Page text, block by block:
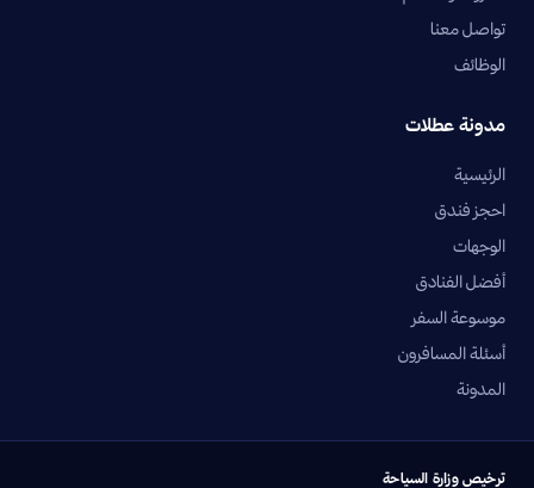
تواصل معنا
الوظائف
مدونة عطلات
الرئيسية
احجز فندق
الوجهات
أفضل الفنادق
موسوعة السفر
أسئلة المسافرون
المدونة
ترخيص وزارة السياحة